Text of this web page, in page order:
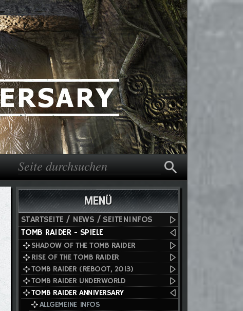
Suchformular
Suche
MENÜ
STARTSEITE / NEWS / SEITENINFOS
TOMB RAIDER - SPIELE
SHADOW OF THE TOMB RAIDER
RISE OF THE TOMB RAIDER
TOMB RAIDER (REBOOT, 2013)
TOMB RAIDER UNDERWORLD
TOMB RAIDER ANNIVERSARY
ALLGEMEINE INFOS